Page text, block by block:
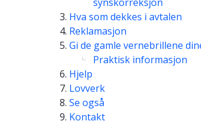
Hva som dekkes i avtalen
Reklamasjon
Gi de gamle vernebrillene
Praktisk informasjon
Hjelp
Lovverk
Se også
Kontakt